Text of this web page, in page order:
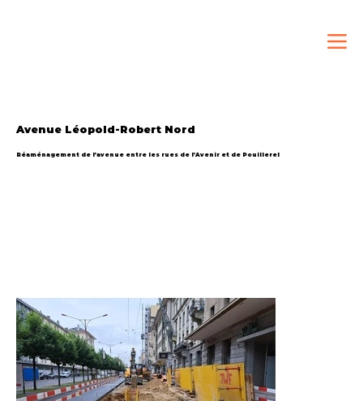
Avenue Léopold-Robert Nord
Réaménagement de l’avenue entre les rues de l’Avenir et de Pouillerel